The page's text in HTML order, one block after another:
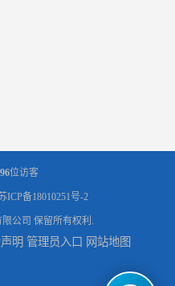
位访客
ICP备18010251号-2
公司 保留所有权利.
明 管理员入口 网站地图